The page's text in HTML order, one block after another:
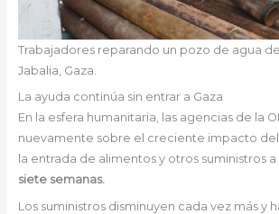
Trabajadores reparando un pozo de agua
Jabalia, Gaza.
La ayuda continúa sin entrar a Gaza
En la esfera humanitaria, las agencias de la
nuevamente sobre el creciente impacto del
la entrada de alimentos y otros suministros
siete semanas.
Los suministros disminuyen cada vez más y